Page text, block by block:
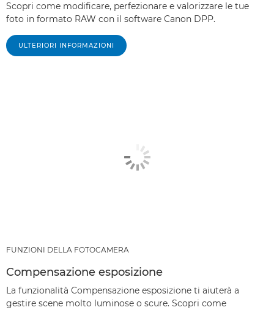
Scopri come modificare, perfezionare e valorizzare le tue
foto in formato RAW con il software Canon DPP.
ULTERIORI INFORMAZIONI
FUNZIONI DELLA FOTOCAMERA
Compensazione esposizione
La funzionalità Compensazione esposizione ti aiuterà a
gestire scene molto luminose o scure. Scopri come